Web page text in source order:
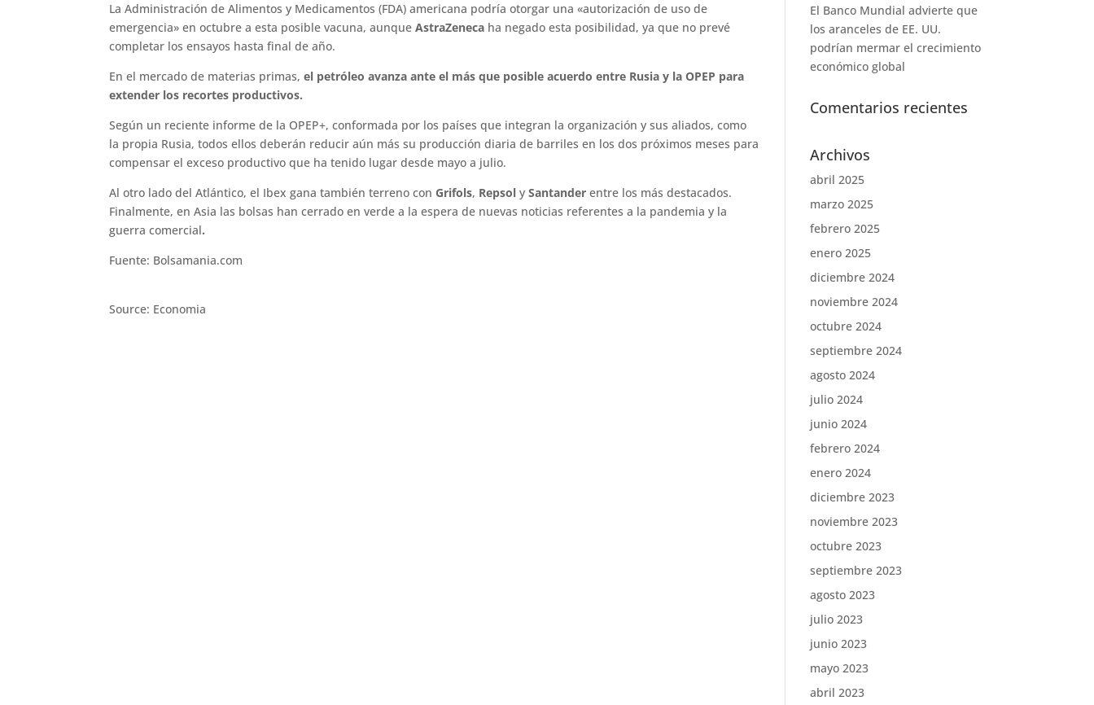
La Administración de Alimentos y Medicamentos (FDA) americana podría otorgar una «autorización de uso de
emergencia» en octubre a esta posible vacuna, aunqueAstraZeneca ha negado esta posibilidad, ya que no prevé
completar los ensayos hasta final de año.
En el mercado de materias primas,el petróleo avanza ante el más que posible acuerdo entre Rusia y la OPEP para
extender los recortes productivos.
Según un reciente informe de la OPEP+, conformada por los países que integran la organización y sus aliados, como
la propia Rusia, todos ellos deberán reducir aún más su producción diaria de barriles en los dos próximos meses para
compensar el exceso productivo que ha tenido lugar desde mayo a julio.
Al otro lado del Atlántico, el Ibex gana también terreno con Grifols, Repsol ySantander entre los más destacados.
Finalmente, en Asia las bolsas han cerrado en verde a la espera de nuevas noticias referentes a la pandemia y la
guerra comercial.
Fuente: Bolsamania.com
Source: Economia
El Banco Mundial advierte que
los aranceles de EE. UU.
podrían mermar el crecimiento
económico global
Comentarios recientes
Archivos
abril 2025
marzo 2025
febrero 2025
enero 2025
diciembre 2024
noviembre 2024
octubre 2024
septiembre 2024
agosto 2024
julio 2024
junio 2024
febrero 2024
enero 2024
diciembre 2023
noviembre 2023
octubre 2023
septiembre 2023
agosto 2023
julio 2023
junio 2023
mayo 2023
abril 2023